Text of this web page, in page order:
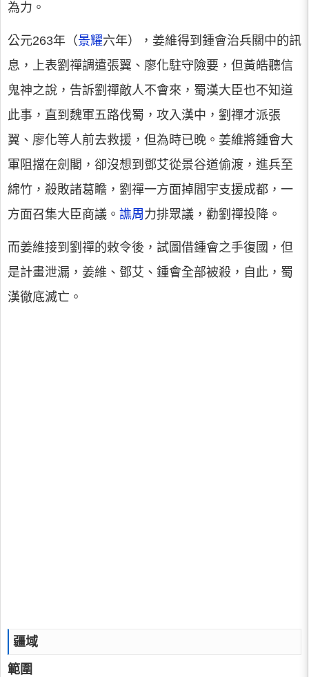
為力。
公元263年（景耀六年），姜維得到鍾會治兵關中的訊
息，上表劉禪調遣張翼、廖化駐守險要，但黃皓聽信
鬼神之說，告訴劉禪敵人不會來，蜀漢大臣也不知道
此事，直到魏軍五路伐蜀，攻入漢中，劉禪才派張
翼、廖化等人前去救援，但為時已晚。姜維將鍾會大
軍阻擋在劍閣，卻沒想到鄧艾從景谷道偷渡，進兵至
綿竹，殺敗諸葛瞻，劉禪一方面掉閻宇支援成都，一
方面召集大臣商議。 譙周 力排眾議，勸劉禪投降。
而姜維接到劉禪的敕令後，試圖借鍾會之手復國，但
是計畫泄漏，姜維、鄧艾、鍾會全部被殺，自此，蜀
漢徹底滅亡。
疆域
範圍